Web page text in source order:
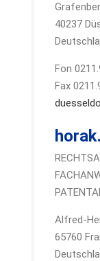
40237
Fon
Fax
horak.
Alfred-
65760